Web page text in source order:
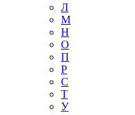
Л
М
Н
О
П
Р
С
Т
У